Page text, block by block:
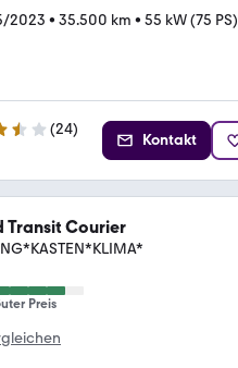
2023 • 35.500 km • 55 kW (75 PS)
(24)
Kontakt
Transit Courier
Preis